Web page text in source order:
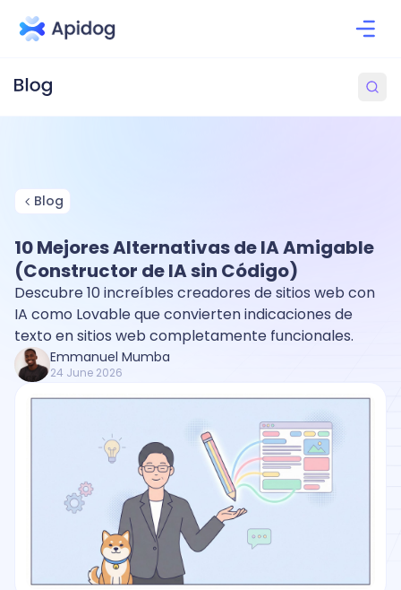
Blog
10 Mejores Alternativas de IA Amigable
(Constructor de IA sin Código)
Descubre 10 increíbles creadores de sitios web con
IA como Lovable que convierten indicaciones de
texto en sitios web completamente funcionales.
Emmanuel Mumba
24 June 2026